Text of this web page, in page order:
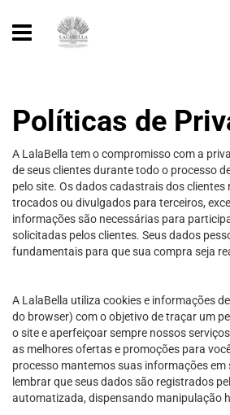
Políticas de
A LalaBella tem o compromisso com a
de seus clientes durante todo o processo
pelo site. Os dados cadastrais dos clientes
trocados ou divulgados para terceiros,
informações são necessárias para
solicitadas pelos clientes. Seus dados
fundamentais para que sua compra seja
A LalaBella utiliza cookies e informações
do browser) com o objetivo de traçar um
o site e aperfeiçoar sempre nossos
as melhores ofertas e promoções para
processo mantemos suas informações em
lembrar que seus dados são registrados
automatizada, dispensando manipulação